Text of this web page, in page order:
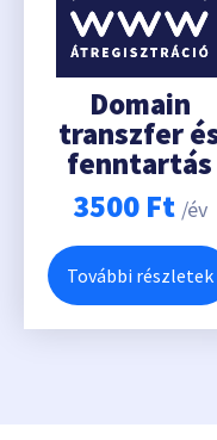
Domain
transzfer
fenntartás
3500 Ft /év
További részletek